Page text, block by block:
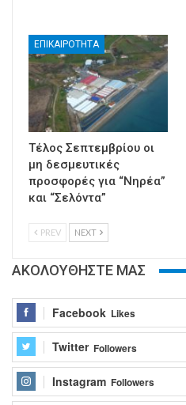
ΕΠΙΚΑΙΡΟΤΗΤΑ
Τέλος Σεπτεμβρίου οι
μη δεσμευτικές
προσφορές για “Νηρέα”
και “Σελόντα”
PREV NEXT
ΑΚΟΛΟΥΘΗΣΤΕ ΜΑΣ
Facebook Likes
Twitter Followers
Instagram Followers